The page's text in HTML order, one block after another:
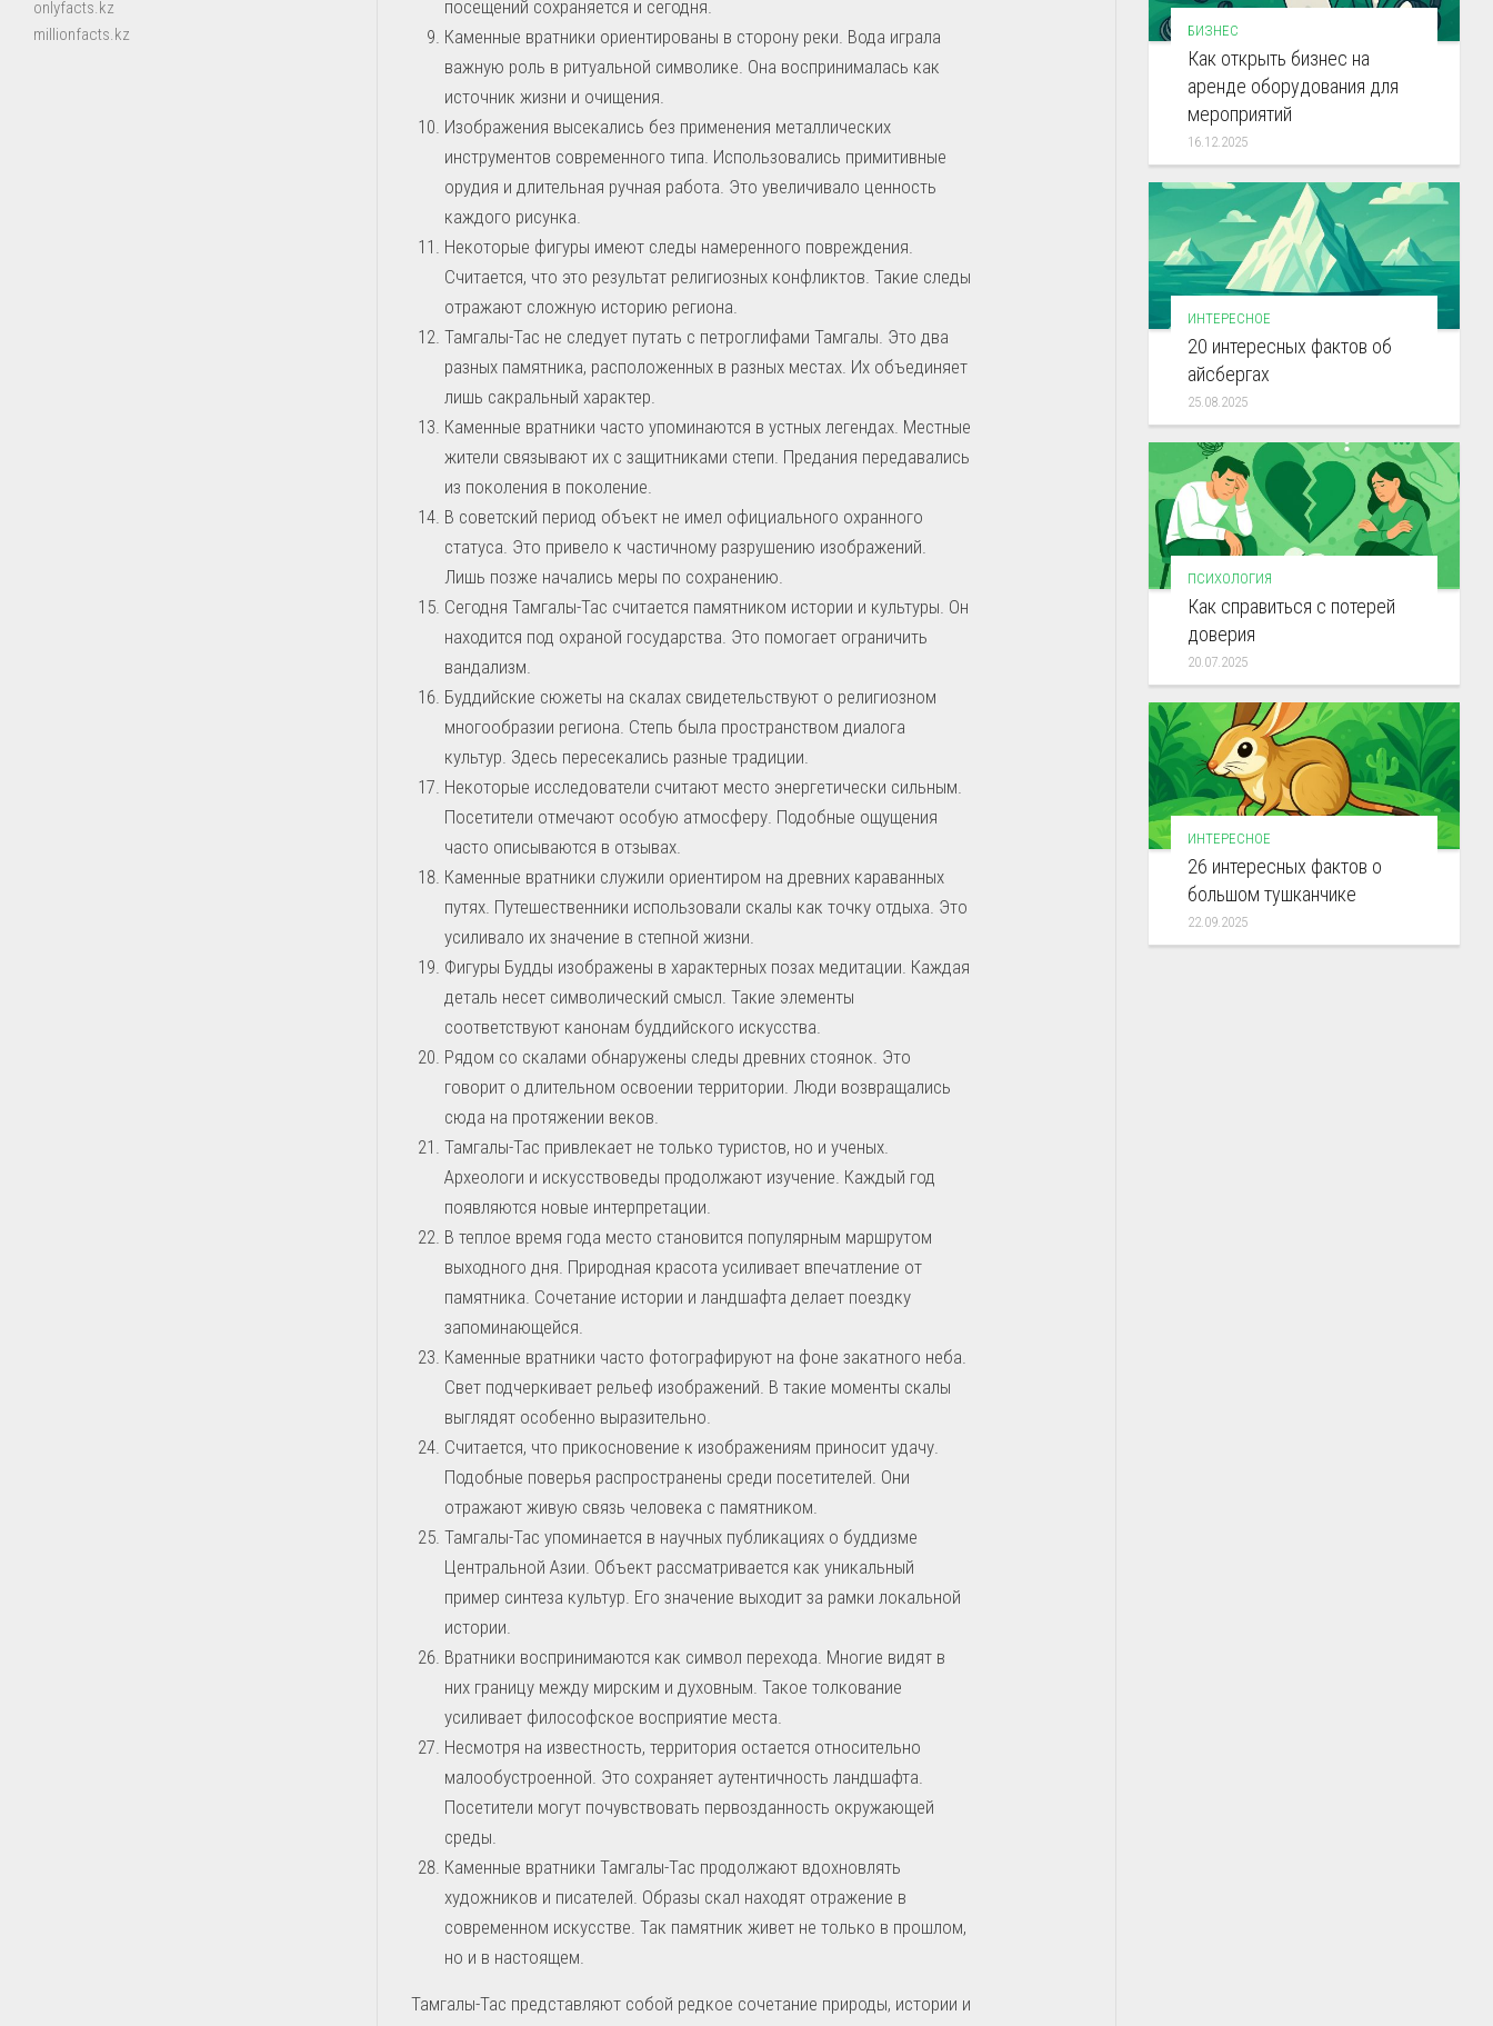
посещений сохраняется и сегодня.
Каменные вратники ориентированы в сторону реки. Вода играла
важную роль в ритуальной символике. Она воспринималась как
источник жизни и очищения.
Изображения высекались без применения металлических
инструментов современного типа. Использовались примитивные
орудия и длительная ручная работа. Это увеличивало ценность
каждого рисунка.
Некоторые фигуры имеют следы намеренного повреждения.
Считается, что это результат религиозных конфликтов. Такие следы
отражают сложную историю региона.
Тамгалы-Тас не следует путать с петроглифами Тамгалы. Это два
разных памятника, расположенных в разных местах. Их объединяет
лишь сакральный характер.
Каменные вратники часто упоминаются в устных легендах. Местные
жители связывают их с защитниками степи. Предания передавались
из поколения в поколение.
В советский период объект не имел официального охранного
статуса. Это привело к частичному разрушению изображений.
Лишь позже начались меры по сохранению.
Сегодня Тамгалы-Тас считается памятником истории и культуры. Он
находится под охраной государства. Это помогает ограничить
вандализм.
Буддийские сюжеты на скалах свидетельствуют о религиозном
многообразии региона. Степь была пространством диалога
культур. Здесь пересекались разные традиции.
Некоторые исследователи считают место энергетически сильным.
Посетители отмечают особую атмосферу. Подобные ощущения
часто описываются в отзывах.
Каменные вратники служили ориентиром на древних караванных
путях. Путешественники использовали скалы как точку отдыха. Это
усиливало их значение в степной жизни.
Фигуры Будды изображены в характерных позах медитации. Каждая
деталь несет символический смысл. Такие элементы
соответствуют канонам буддийского искусства.
Рядом со скалами обнаружены следы древних стоянок. Это
говорит о длительном освоении территории. Люди возвращались
сюда на протяжении веков.
Тамгалы-Тас привлекает не только туристов, но и ученых.
Археологи и искусствоведы продолжают изучение. Каждый год
появляются новые интерпретации.
В теплое время года место становится популярным маршрутом
выходного дня. Природная красота усиливает впечатление от
памятника. Сочетание истории и ландшафта делает поездку
запоминающейся.
Каменные вратники часто фотографируют на фоне закатного неба.
Свет подчеркивает рельеф изображений. В такие моменты скалы
выглядят особенно выразительно.
Считается, что прикосновение к изображениям приносит удачу.
Подобные поверья распространены среди посетителей. Они
отражают живую связь человека с памятником.
Тамгалы-Тас упоминается в научных публикациях о буддизме
Центральной Азии. Объект рассматривается как уникальный
пример синтеза культур. Его значение выходит за рамки локальной
истории.
Вратники воспринимаются как символ перехода. Многие видят в
них границу между мирским и духовным. Такое толкование
усиливает философское восприятие места.
Несмотря на известность, территория остается относительно
малообустроенной. Это сохраняет аутентичность ландшафта.
Посетители могут почувствовать первозданность окружающей
среды.
Каменные вратники Тамгалы-Тас продолжают вдохновлять
художников и писателей. Образы скал находят отражение в
современном искусстве. Так памятник живет не только в прошлом,
но и в настоящем.
Тамгалы-Тас представляют собой редкое сочетание природы, истории и
onlyfacts.kz
millionfacts.kz
БИЗНЕС
Как открыть бизнес на
аренде оборудования для
мероприятий
16.12.2025
ИНТЕРЕСНОЕ
20 интересных фактов об
айсбергах
25.08.2025
ПСИХОЛОГИЯ
Как справиться с потерей
доверия
20.07.2025
ИНТЕРЕСНОЕ
26 интересных фактов о
большом тушканчике
22.09.2025